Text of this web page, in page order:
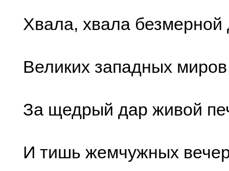
Хвала, хвала безмерной
Великих западных миров
За щедрый дар живой
И тишь жемчужных